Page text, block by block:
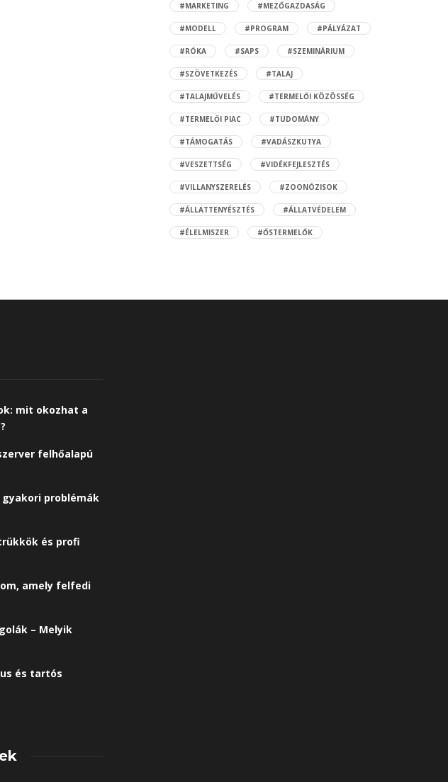
#MARKETING #MEZŐGAZDASÁG
#MODELL #PROGRAM #PÁLYÁZAT
#RÓKA #SAPS #SZEMINÁRIUM
#SZÖVETKEZÉS #TALAJ
#TALAJMŰVELÉS #TERMELŐI KÖZÖSSÉG
#TERMELŐI PIAC #TUDOMÁNY
#TÁMOGATÁS #VADÁSZKUTYA
#VESZETTSÉG #VIDÉKFEJLESZTÉS
#VILLANYSZERELÉS #ZOONÓZISOK
#ÁLLATTENYÉSZTÉS #ÁLLATVÉDELEM
#ÉLELMISZER #ŐSTERMELŐK
mit okozhat a
felhőalapú
problémák
és profi
amely felfedi
– Melyik
és tartós